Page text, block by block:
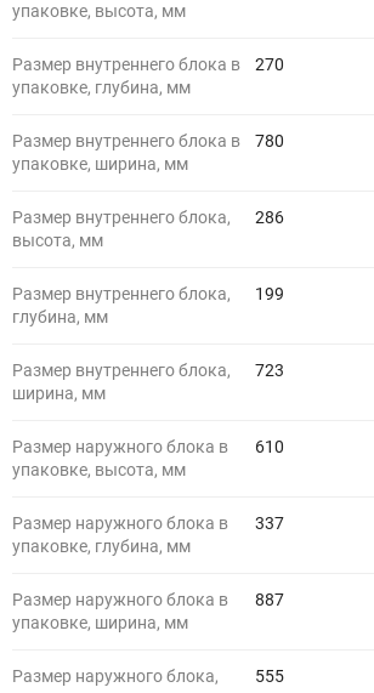
упаковке, высота, мм
Размер внутреннего блока в
упаковке, глубина, мм
270
Размер внутреннего блока в
упаковке, ширина, мм
780
Размер внутреннего блока,
высота, мм
286
Размер внутреннего блока,
глубина, мм
199
Размер внутреннего блока,
ширина, мм
723
Размер наружного блока в
упаковке, высота, мм
610
Размер наружного блока в
упаковке, глубина, мм
337
Размер наружного блока в
упаковке, ширина, мм
887
Размер наружного блока,
555